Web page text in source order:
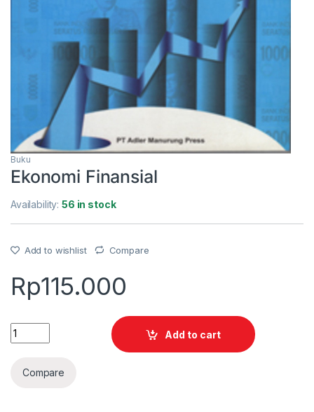
Buku
Ekonomi Finansial
Availability:56 in stock
Add to wishlist Compare
Rp115.000
Quantity
Add to cart
Compare